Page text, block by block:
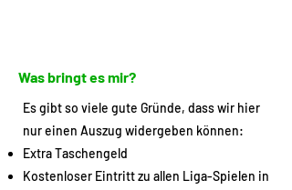
Was bringt es mir?
Es gibt so viele gute Gründe, dass wir hier
nur einen Auszug widergeben können:
Extra Taschengeld
Kostenloser Eintritt zu allen Liga-Spielen in